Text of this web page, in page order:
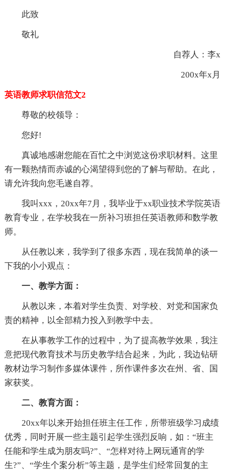
此致
敬礼
自荐人：李x
200x年x月
英语教师求职信范文2
尊敬的校领导：
您好!
真诚地感谢您能在百忙之中浏览这份求职材料。这里
有一颗热情而赤诚的心渴望得到您的了解与帮助。在此，
请允许我向您毛遂自荐。
我叫xxx，20xx年7月，我毕业于xx职业技术学院英语
教育专业，在学校我在一所补习班担任英语教师和数学教
师。
从任教以来，我学到了很多东西，现在我简单的谈一
下我的小小观点：
一、教学方面：
从教以来，本着对学生负责、对学校、对党和国家负
责的精神，以全部精力投入到教学中去。
在从事教学工作的过程中，为了提高教学效果，我注
意把现代教育技术与历史教学结合起来，为此，我边钻研
教材边学习制作多媒体课件，所作课件多次在州、省、国
家获奖。
二、教育方面：
20xx年以来开始担任班主任工作，所带班级学习成绩
优秀，同时开展一些主题引起学生强烈反响，如：“班主
任能和学生成为朋友吗?”、“怎样对待上网玩通宵的学
生?”、“学生个案分析”等主题，是学生们经常回复的主